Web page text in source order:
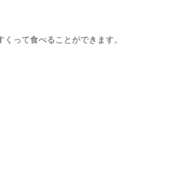
って食べることができます。